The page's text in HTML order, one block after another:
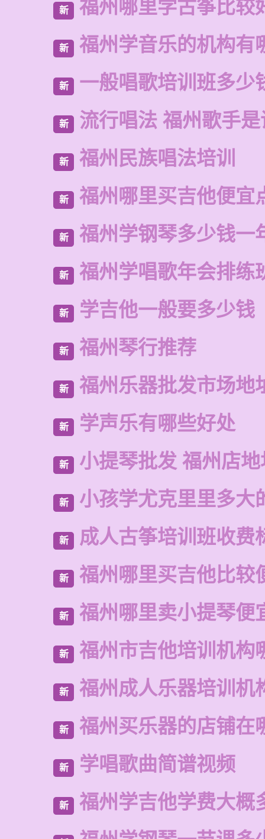
新 福州哪里学古筝比较
新 福州学音乐的机构有
新 一般唱歌培训班多少
新 流行唱法 福州歌手是
新 福州民族唱法培训
新 福州哪里买吉他便宜
新 福州学钢琴多少钱一
新 福州学唱歌年会排练
新 学吉他一般要多少钱
新 福州琴行推荐
新 福州乐器批发市场地
新 学声乐有哪些好处
新 小提琴批发 福州店
新 小孩学尤克里里多大
新 成人古筝培训班收费
新 福州哪里买吉他比较
新 福州哪里卖小提琴便
新 福州市吉他培训机构
新 福州成人乐器培训机
新 福州买乐器的店铺在
新 学唱歌曲简谱视频
新 福州学吉他学费大概